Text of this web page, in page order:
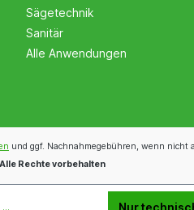
Sägetechnik
Sanitär
Alle Anwendungen
und ggf. Nachnahmegebühren, wenn nicht
Rechte vorbehalten
Nur